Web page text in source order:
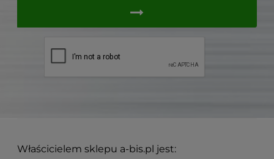
Właścicielem sklepu a-bis.pl jest: